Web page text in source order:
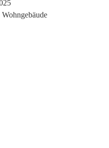
Wohngebäude